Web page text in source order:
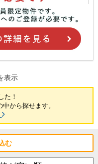
表示
た！
中から探せます。
む